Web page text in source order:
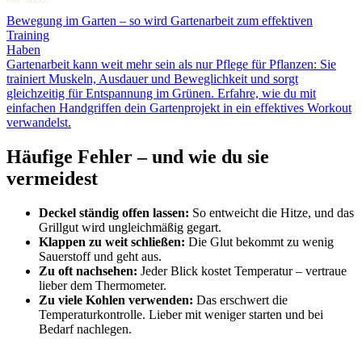
Bewegung im Garten – so wird Gartenarbeit zum effektiven
Training
Haben
Gartenarbeit kann weit mehr sein als nur Pflege für Pflanzen: Sie
trainiert Muskeln, Ausdauer und Beweglichkeit und sorgt
gleichzeitig für Entspannung im Grünen. Erfahre, wie du mit
einfachen Handgriffen dein Gartenprojekt in ein effektives Workout
verwandelst.
Häufige Fehler – und wie du sie
vermeidest
Deckel ständig offen lassen: So entweicht die Hitze, und das
Grillgut wird ungleichmäßig gegart.
Klappen zu weit schließen: Die Glut bekommt zu wenig
Sauerstoff und geht aus.
Zu oft nachsehen: Jeder Blick kostet Temperatur – vertraue
lieber dem Thermometer.
Zu viele Kohlen verwenden: Das erschwert die
Temperaturkontrolle. Lieber mit weniger starten und bei
Bedarf nachlegen.